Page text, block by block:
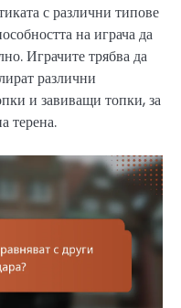
с различни типове
на играча да
Играчите трябва да
различни
и завиващи топки, за
терена.